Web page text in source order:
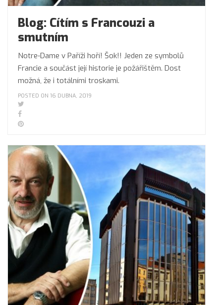
Blog: Cítím s Francouzi a
smutním
Notre-Dame v Paříži hoří! Šok!! Jeden ze symbolů
Francie a součást její historie je požářištěm. Dost
možná, že i totálními troskami.
POSTED ON 16 DUBNA, 2019